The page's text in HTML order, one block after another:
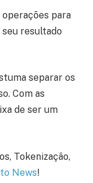
para
resultado
separar os
Com as
de ser um
Tokenização,
News!